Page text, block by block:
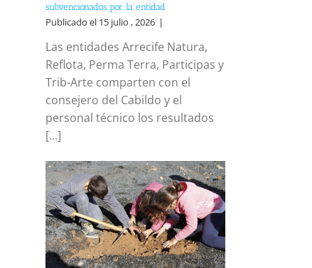
subvencionados por la entidad
Publicado el 15 julio , 2026 |
Las entidades Arrecife Natura,
Reflota, Perma Terra, Participas y
Trib-Arte comparten con el
consejero del Cabildo y el
personal técnico los resultados
[...]